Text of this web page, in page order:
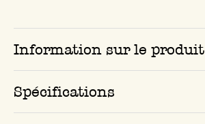
Information sur le produit
Spécifications